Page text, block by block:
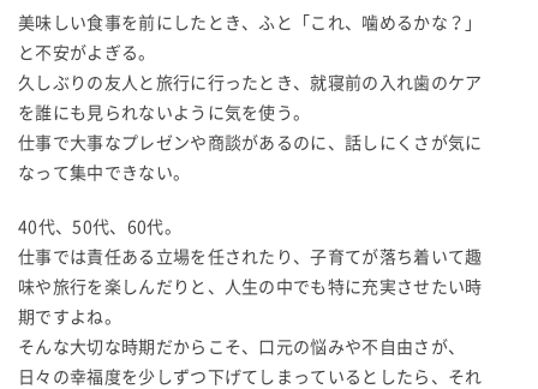
美味しい食事を前にしたとき、ふと「これ、噛めるかな？」
と不安がよぎる。
久しぶりの友人と旅行に行ったとき、就寝前の入れ歯のケア
を誰にも見られないように気を使う。
仕事で大事なプレゼンや商談があるのに、話しにくさが気に
なって集中できない。
40代、50代、60代。
仕事では責任ある立場を任されたり、子育てが落ち着いて趣
味や旅行を楽しんだりと、人生の中でも特に充実させたい時
期ですよね。
そんな大切な時期だからこそ、口元の悩みや不自由さが、
日々の幸福度を少しずつ下げてしまっているとしたら、それ